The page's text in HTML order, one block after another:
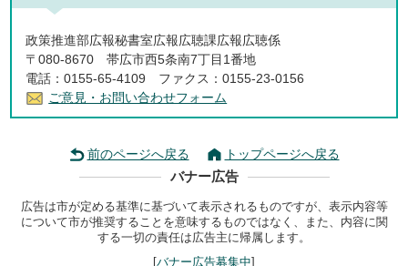
政策推進部広報秘書室広報広聴課広報広聴係
〒080-8670 帯広市西5条南7丁目1番地
電話：0155-65-4109 ファクス：0155-23-0156
ご意見・お問い合わせフォーム
前のページへ戻る トップページへ戻る
バナー広告
広告は市が定める基準に基づいて表示されるものですが、表示内容等
について市が推奨することを意味するものではなく、また、内容に関
する一切の責任は広告主に帰属します。
[バナー広告募集中]